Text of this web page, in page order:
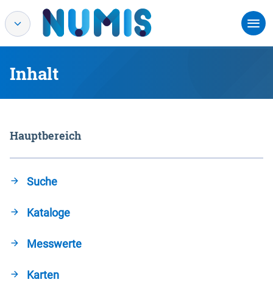
Inhalt
Hauptbereich
Suche
Kataloge
Messwerte
Karten